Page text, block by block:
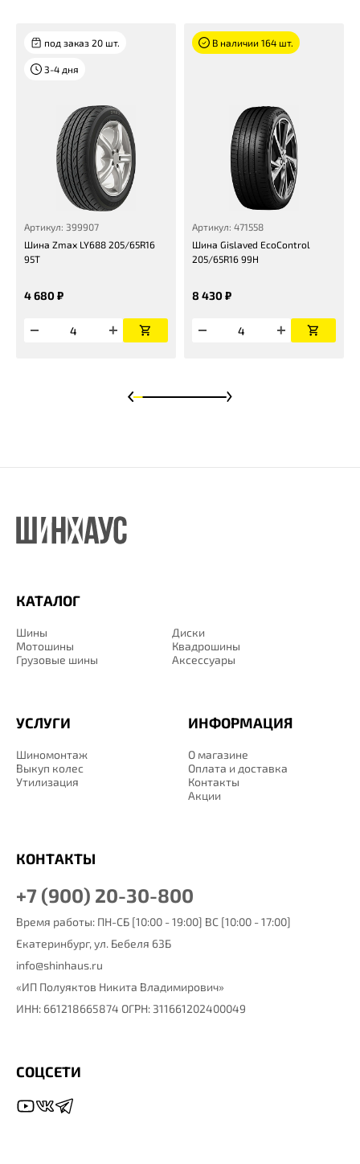
под заказ 20 шт.
3-4 дня
Артикул: 399907
Шина Zmax LY688 205/65R16
95T
4 680 ₽
В наличии 164 шт.
Артикул: 471558
Шина Gislaved EcoControl
205/65R16 99H
8 430 ₽
КАТАЛОГ
Шины
Диски
Мотошины
Квадрошины
Грузовые шины
Аксессуары
ИНФОРМАЦИЯ
О магазине
Оплата и доставка
Контакты
Акции
УСЛУГИ
Шиномонтаж
Выкуп колес
Утилизация
КОНТАКТЫ
+7 (900) 20-30-800
Время работы: ПН-СБ [10:00 - 19:00] ВС [10:00 - 17:00]
Екатеринбург, ул. Бебеля 63Б
info@shinhaus.ru
«ИП Полуяктов Никита Владимирович»
ИНН: 661218665874 ОГРН: 311661202400049
СОЦСЕТИ